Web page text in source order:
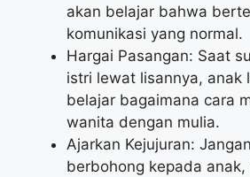
akan belajar bahwa
komunikasi yang normal.
Hargai Pasangan: Saat
istri lewat lisannya, anak
belajar bagaimana cara
wanita dengan mulia.
Ajarkan Kejujuran:
berbohong kepada